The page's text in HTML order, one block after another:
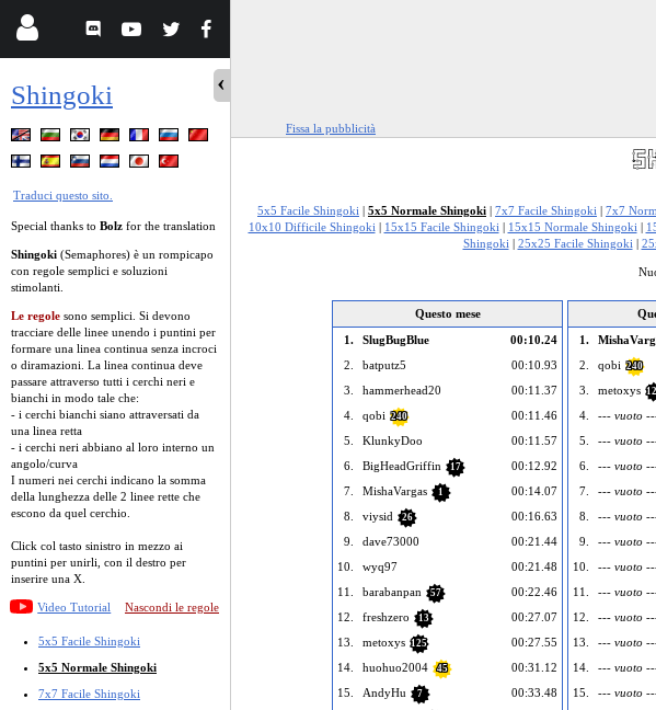
Shingoki
Traduci questo sito.
Special thanks to Bolz for the translation
Shingoki (Semaphores) è un rompicapo
con regole semplici e soluzioni
stimolanti.
Le regole sono semplici. Si devono
tracciare delle linee unendo i puntini per
formare una linea continua senza incroci
o diramazioni. La linea continua deve
passare attraverso tutti i cerchi neri e
bianchi in modo tale che:
- i cerchi bianchi siano attraversati da
una linea retta
- i cerchi neri abbiano al loro interno un
angolo/curva
I numeri nei cerchi indicano la somma
della lunghezza delle 2 linee rette che
escono da quel cerchio.
Click col tasto sinistro in mezzo ai
puntini per unirli, con il destro per
inserire una X.
Video Tutorial Nascondi le regole
5x5 Facile Shingoki
5x5 Normale Shingoki
7x7 Facile Shingoki
Fissa la pubblicità
5x5 Facile Shingoki | 5x5 Normale Shingoki | 7x7 Facile Shingoki | 7x7
10x10 Difficile Shingoki | 15x15 Facile Shingoki | 15x15 Normale Shingoki |
Shingoki | 25x25 Facile Shingoki |
Questo mese
1.
SlugBugBlue
00:10.24
2.
batputz5
00:10.93
3.
hammerhead20
00:11.37
4.
qobi 240
00:11.46
5.
KlunkyDoo
00:11.57
6.
BigHeadGriffin 17
00:12.92
7.
MishaVargas 1
00:14.07
8.
viysid 26
00:16.63
9.
dave73000
00:21.44
10.
wyq97
00:21.48
11.
barabanpan 57
00:22.46
12.
freshzero 13
00:27.07
13.
metoxys 125
00:27.55
14.
huohuo2004 45
00:31.12
15.
AndyHu 7
00:33.48
1.
2.
qobi 240
3.
metoxys
4.
--- vuoto
5.
--- vuoto
6.
--- vuoto
7.
--- vuoto
8.
--- vuoto
9.
--- vuoto
10.
--- vuoto
11.
--- vuoto
12.
--- vuoto
13.
--- vuoto
14.
--- vuoto
15.
--- vuoto